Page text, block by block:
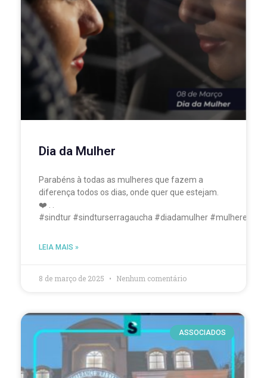
Dia da Mulher
Parabéns à todas as mulheres que fazem a
diferença todos os dias, onde quer que estejam.
❤️ . .
#sindtur #sindturserragaucha #diadamulher
LEIA MAIS »
8 de março de 2025 Nenhum comentário
ASSOCIADOS